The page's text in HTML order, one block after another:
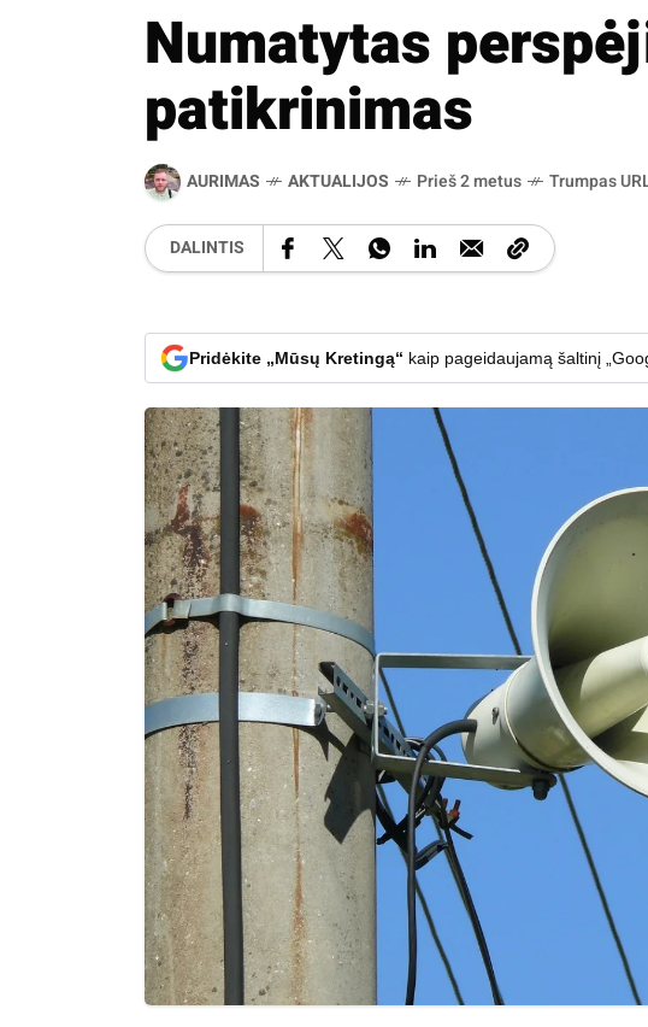
Numatytas
patikrinimas
AURIMAS AKTUALIJOS Prieš 2 metus Trumpas
DALINTIS
Pridėkite „Mūsų Kretingą“ kaip pageidaujamą šaltinį